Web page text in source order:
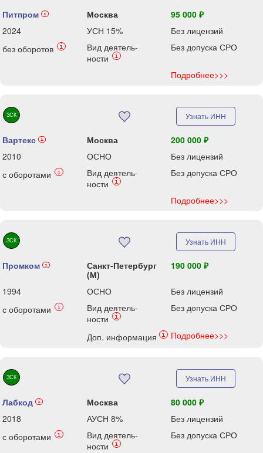
Питпром i Москва
95 000 ₽
2024
УСН 15%
Без лицензий
без оборотов
i
Вид деятель-
ности
i
Без допуска СРО
Подробнее>>>
ЗСК Узнать ИНН
Вартекс i Москва
200 000 ₽
2010
ОСНО
Без лицензий
с оборотами
i
Вид деятель-
ности
i
Без допуска СРО
Подробнее>>>
ЗСК Узнать ИНН
Промком i
Санкт-Петербург
(М)
190 000 ₽
1994 ОСНО
Без лицензий
с оборотами
i
Вид деятель-
ности
i
Без допуска СРО
Доп. информация i Подробнее>>>
ЗСК Узнать ИНН
Лабкод i Москва
80 000 ₽
2018
АУСН 8%
Без лицензий
с оборотами
i
Вид деятель-
ности
i
Без допуска СРО